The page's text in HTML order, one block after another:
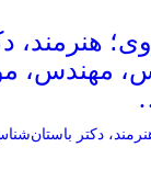
هنرمند،
مهندس،